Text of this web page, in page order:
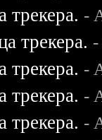
трекера. -
трекера.
трекера. -
трекера. -
трекера. -